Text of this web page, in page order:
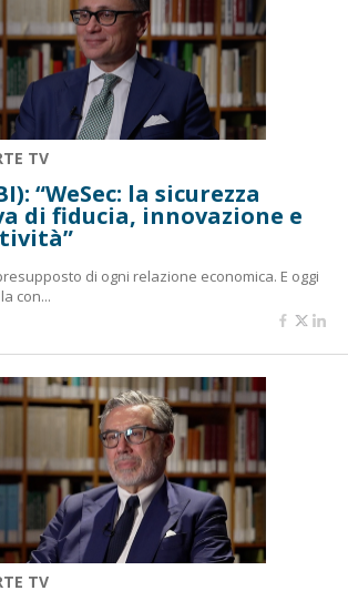
TV
“WeSec: la sicurezza
di fiducia, innovazione e
di ogni relazione economica. E oggi
con...
TV